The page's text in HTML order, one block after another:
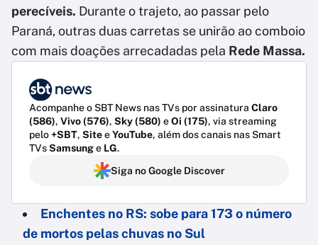
perecíveis. Durante o trajeto, ao passar pelo
Paraná, outras duas carretas se unirão ao comboio
com mais doações arrecadadas pela Rede Massa.
Acompanhe o SBT News nas TVs por assinatura Claro
(586), Vivo (576), Sky (580) eOi (175), via streaming
pelo+SBT, SiteeYouTube, além dos canais nas Smart
TVsSamsunge LG.
Siga no Google Discover
Enchentes no RS: sobe para 173 o número
de mortos pelas chuvas no Sul